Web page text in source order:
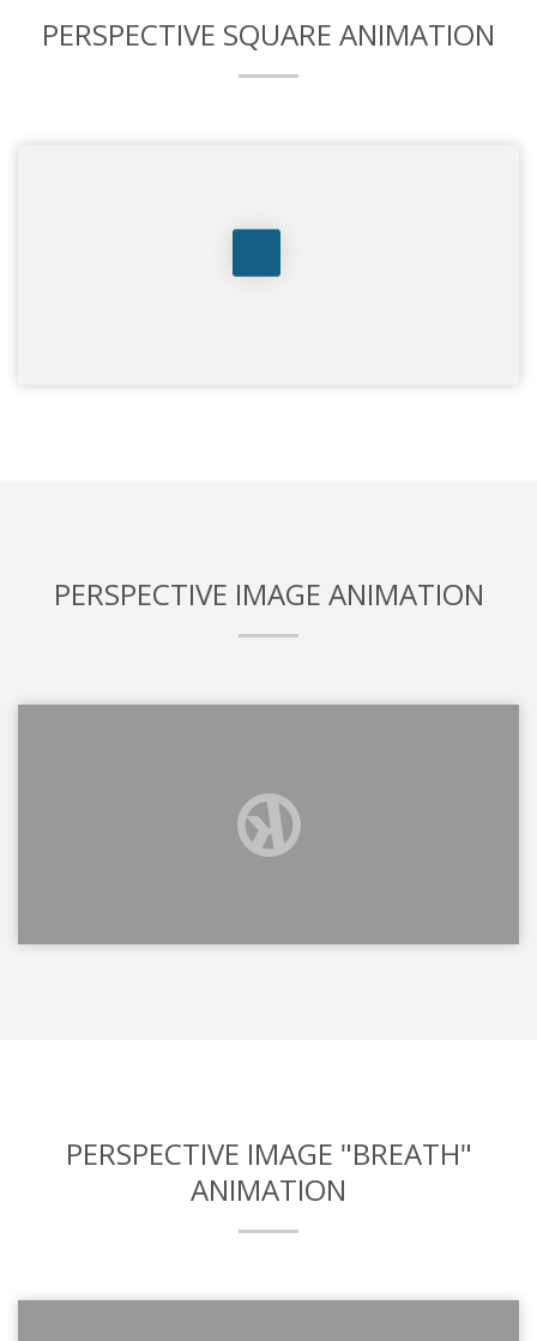
PERSPECTIVE SQUARE ANIMATION
PERSPECTIVE IMAGE ANIMATION
PERSPECTIVE IMAGE "BREATH"
ANIMATION